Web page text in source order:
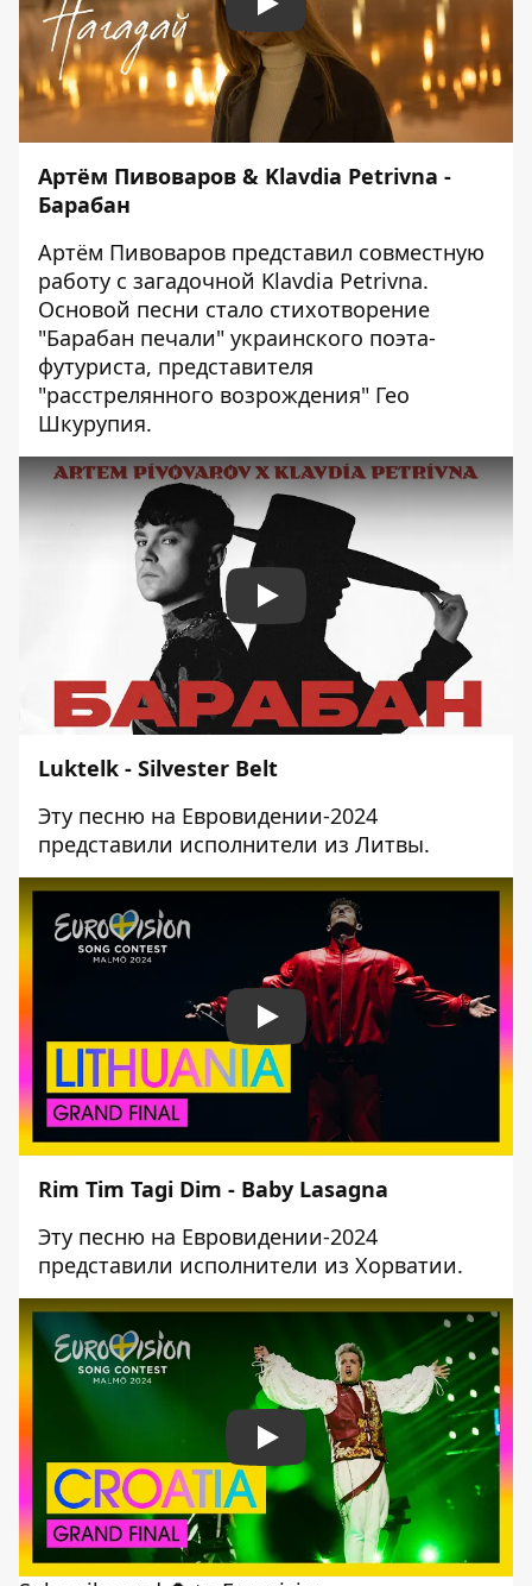
Play
Артём Пивоваров & Klavdia Petrivna -
Барабан
Артём Пивоваров представил совместную
работу с загадочной Klavdia Petrivna.
Основой песни стало стихотворение
"Барабан печали" украинского поэта-
футуриста, представителя
"расстрелянного возрождения" Гео
Шкурупия.
Play
Luktelk - Silvester Belt
Эту песню на Евровидении-2024
представили исполнители из Литвы.
Play
Rim Tim Tagi Dim - Baby Lasagna
Эту песню на Евровидении-2024
представили исполнители из Хорватии.
Play